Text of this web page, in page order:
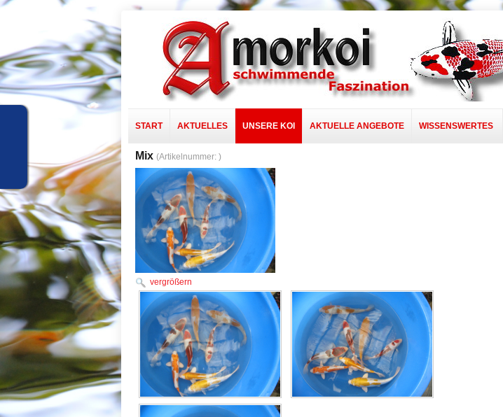
START AKTUELLES UNSERE KOI AKTUELLE ANGEBOTE WISSENSWERTES
Mix (Artikelnummer: )
vergrößern